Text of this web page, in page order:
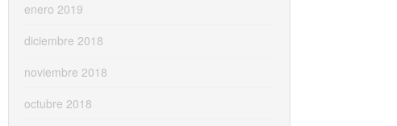
enero 2019
diciembre 2018
noviembre 2018
octubre 2018